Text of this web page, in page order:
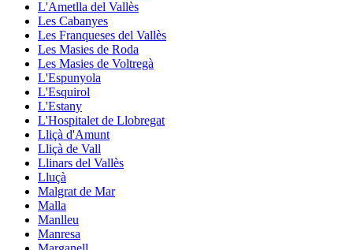
L'Ametlla del Vallès
Les Cabanyes
Les Franqueses del Vallès
Les Masies de Roda
Les Masies de Voltregà
L'Espunyola
L'Esquirol
L'Estany
L'Hospitalet de Llobregat
Lliçà d'Amunt
Lliçà de Vall
Llinars del Vallès
Lluçà
Malgrat de Mar
Malla
Manlleu
Manresa